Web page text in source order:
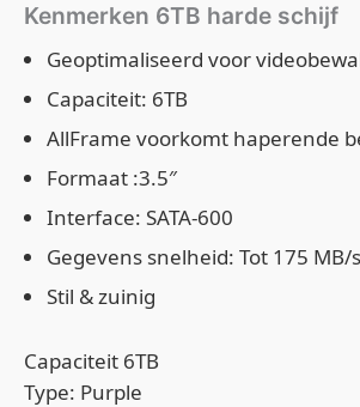
Kenmerken 6TB harde schijf
Geoptimaliseerd voor
Capaciteit: 6TB
AllFrame voorkomt haperende
Formaat :3.5″
Interface: SATA-600
Gegevens snelheid: Tot 175 MB/s
Stil & zuinig
Capaciteit 6TB
Type: Purple